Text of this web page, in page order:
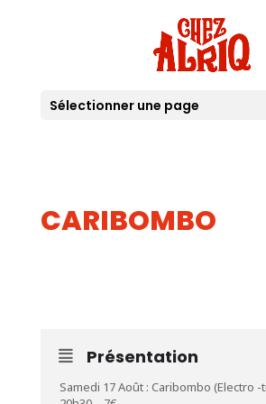
Sélectionner une page
CARIBOMBO
Présentation
Samedi 17 Août : Caribombo (Electro -